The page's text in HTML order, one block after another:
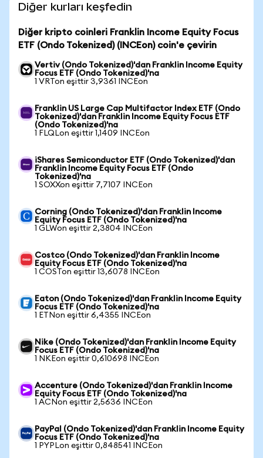
Diğer kurları keşfedin
Diğer kripto coinleri Franklin Income Equity Focus
ETF (Ondo Tokenized) (INCEon) coin'e çevirin
Vertiv (Ondo Tokenized)'dan Franklin Income Equity
Focus ETF (Ondo Tokenized)'na
1 VRTon eşittir 3,9361 INCEon
Franklin US Large Cap Multifactor Index ETF (Ondo
Tokenized)'dan Franklin Income Equity Focus ETF
(Ondo Tokenized)'na
1 FLQLon eşittir 1,1409 INCEon
iShares Semiconductor ETF (Ondo Tokenized)'dan
Franklin Income Equity Focus ETF (Ondo
Tokenized)'na
1 SOXXon eşittir 7,7107 INCEon
Corning (Ondo Tokenized)'dan Franklin Income
Equity Focus ETF (Ondo Tokenized)'na
1 GLWon eşittir 2,3804 INCEon
Costco (Ondo Tokenized)'dan Franklin Income
Equity Focus ETF (Ondo Tokenized)'na
1 COSTon eşittir 13,6078 INCEon
Eaton (Ondo Tokenized)'dan Franklin Income Equity
Focus ETF (Ondo Tokenized)'na
1 ETNon eşittir 6,4355 INCEon
Nike (Ondo Tokenized)'dan Franklin Income Equity
Focus ETF (Ondo Tokenized)'na
1 NKEon eşittir 0,610698 INCEon
Accenture (Ondo Tokenized)'dan Franklin Income
Equity Focus ETF (Ondo Tokenized)'na
1 ACNon eşittir 2,5636 INCEon
PayPal (Ondo Tokenized)'dan Franklin Income Equity
Focus ETF (Ondo Tokenized)'na
1 PYPLon eşittir 0,848541 INCEon